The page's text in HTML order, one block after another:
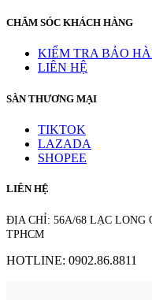
CHĂM SÓC KHÁCH HÀNG
KIỂM TRA BẢO
LIÊN HỆ
SÀN THƯƠNG MẠI
TIKTOK
LAZADA
SHOPEE
LIÊN HỆ
ĐỊA CHỈ: 56A/68 LẠC LONG
TPHCM
HOTLINE: 0902.86.8811